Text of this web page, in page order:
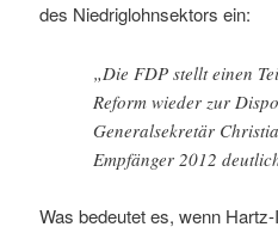
des Niedriglohnsektors ein:
„Die FDP stellt einen
Reform wieder zur
Generalsekretär
Empfänger 2012
Was bedeutet es, wenn